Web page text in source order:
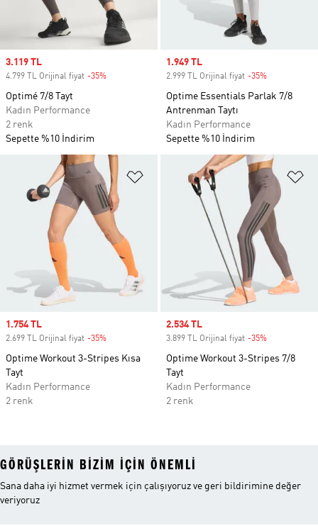
Sale price
3.119 TL
4.799 TL Orijinal fiyat -35%
Optimé 7/8 Tayt
Kadın Performance
2 renk
Sepette %10 İndirim
Sale price
1.949 TL
2.999 TL Orijinal fiyat -35%
Optime Essentials Parlak 7/8
Antrenman Taytı
Kadın Performance
Sepette %10 İndirim
Favori Listesine Ekle
Sale price
1.754 TL
2.699 TL Orijinal fiyat -35%
Optime Workout 3-Stripes Kısa
Tayt
Kadın Performance
2 renk
Sale price
2.534 TL
3.899 TL Orijinal fiyat -35%
Optime Workout 3-Stripes 7/8
Tayt
Kadın Performance
2 renk
GÖRÜŞLERIN BIZIM IÇIN ÖNEMLI
Sana daha iyi hizmet vermek için çalışıyoruz ve geri bildirimine değer
veriyoruz